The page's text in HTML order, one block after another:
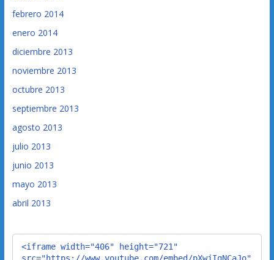
febrero 2014
enero 2014
diciembre 2013
noviembre 2013
octubre 2013
septiembre 2013
agosto 2013
julio 2013
junio 2013
mayo 2013
abril 2013
<iframe width="406" height="721"